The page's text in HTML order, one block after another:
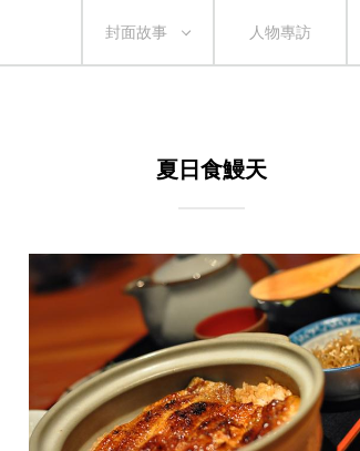
封面故事 人物專訪
夏日食鰻天